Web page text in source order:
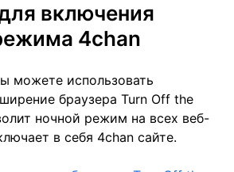
включения
4chan
можете использовать
браузера Turn Off the
ночной режим на всех веб-
в себя 4chan сайте.